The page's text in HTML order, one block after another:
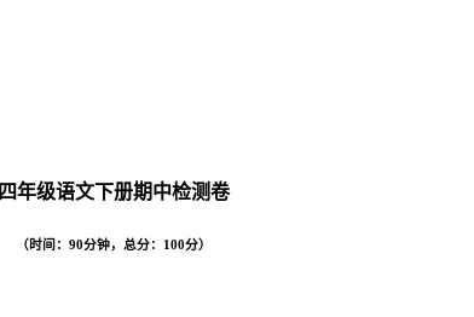
四年级语文下册期中检测卷
（时间： 90分钟，总分： 100分）